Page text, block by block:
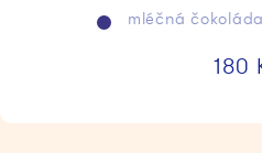
mléčná
180